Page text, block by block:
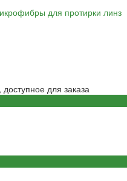
для протирки линз
для заказа